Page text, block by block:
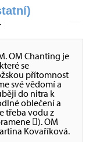
OM Chanting je
se
přítomnost
své vědomí a
do nitra k
oblečení a
třeba vodu z
). OM
Kovaříková.